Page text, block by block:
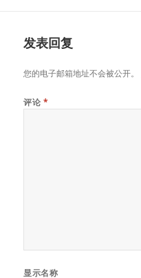
章：
发表回复
您的电子邮箱地址不会被公开。
评论 *
显示名称